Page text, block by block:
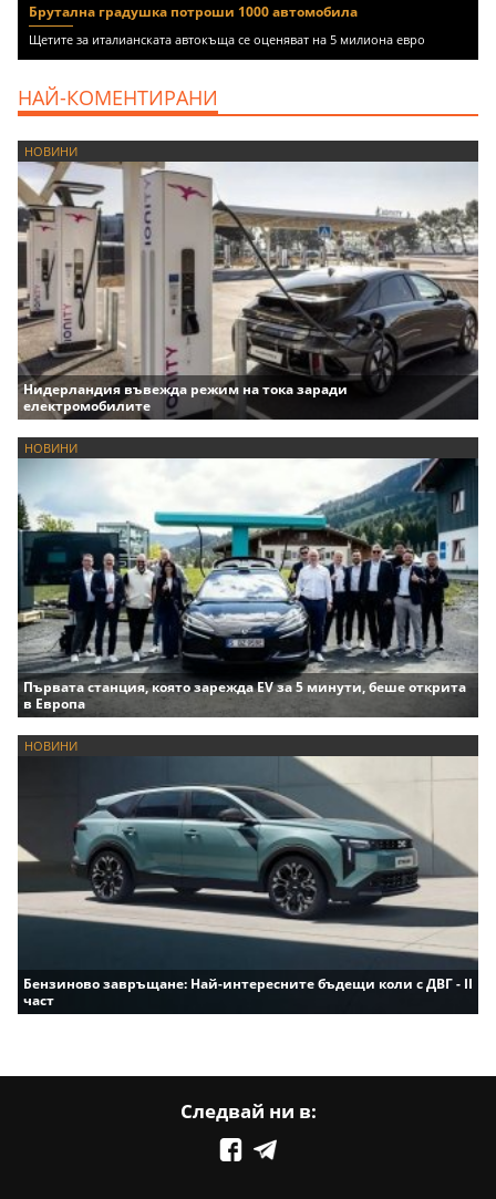
Брутална градушка потроши 1000 автомобила
Щетите за италианската автокъща се оценяват на 5 милиона евро
НАЙ-КОМЕНТИРАНИ
НОВИНИ
Нидерландия въвежда режим на тока заради
електромобилите
НОВИНИ
Първата станция, която зарежда EV за 5 минути, беше открита
в Европа
НОВИНИ
Бензиново завръщане: Най-интересните бъдещи коли с ДВГ - II
част
Следвай ни в: